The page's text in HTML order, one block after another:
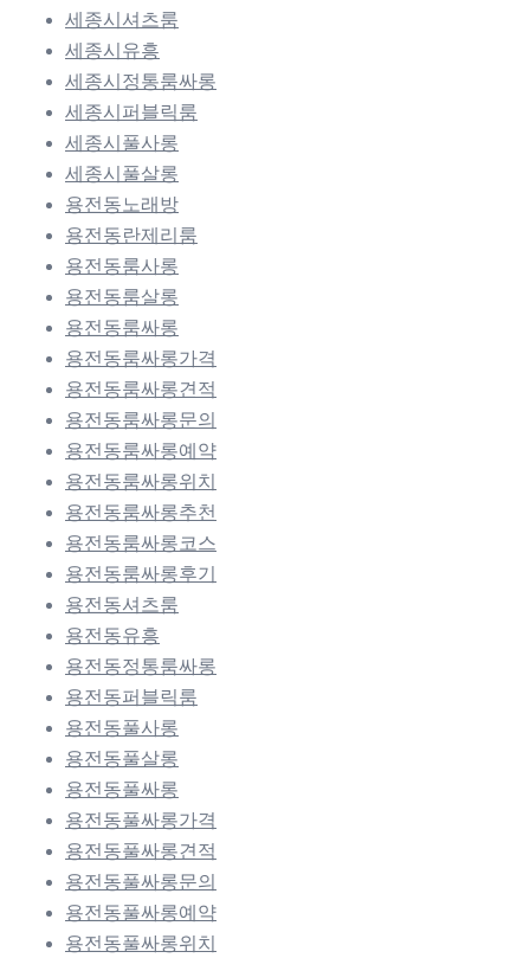
세종시셔츠룸
세종시유흥
세종시정통룸싸롱
세종시퍼블릭룸
세종시풀사롱
세종시풀살롱
용전동노래방
용전동란제리룸
용전동룸사롱
용전동룸살롱
용전동룸싸롱
용전동룸싸롱가격
용전동룸싸롱견적
용전동룸싸롱문의
용전동룸싸롱예약
용전동룸싸롱위치
용전동룸싸롱추천
용전동룸싸롱코스
용전동룸싸롱후기
용전동셔츠룸
용전동유흥
용전동정통룸싸롱
용전동퍼블릭룸
용전동풀사롱
용전동풀살롱
용전동풀싸롱
용전동풀싸롱가격
용전동풀싸롱견적
용전동풀싸롱문의
용전동풀싸롱예약
용전동풀싸롱위치